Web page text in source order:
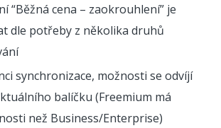
“Běžná cena – zaokrouhlení” je
dle potřeby z několika druhů
synchronizace, možnosti se odvíjí
balíčku (Freemium má
než Business/Enterprise)